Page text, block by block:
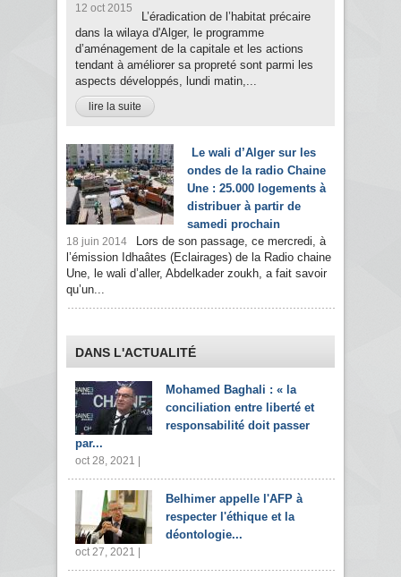
12 oct 2015
L’éradication de l’habitat précaire
dans la wilaya d'Alger, le programme
d’aménagement de la capitale et les actions
tendant à améliorer sa propreté sont parmi les
aspects développés, lundi matin,...
lire la suite
Le wali d’Alger sur les
ondes de la radio Chaine
Une : 25.000 logements à
distribuer à partir de
samedi prochain
18 juin 2014
Lors de son passage, ce mercredi, à
l’émission Idhaâtes (Eclairages) de la Radio chaine
Une, le wali d’aller, Abdelkader zoukh, a fait savoir
qu’un...
DANS L'ACTUALITÉ
Mohamed Baghali : « la
conciliation entre liberté et
responsabilité doit passer
par...
oct 28, 2021 |
Belhimer appelle l'AFP à
respecter l'éthique et la
déontologie...
oct 27, 2021 |